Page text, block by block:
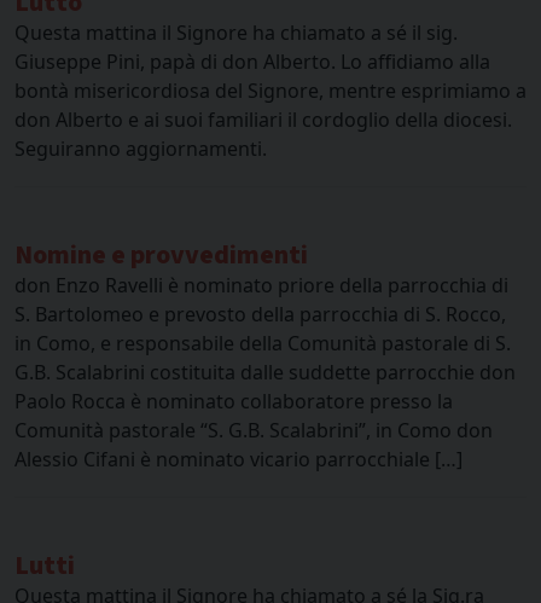
Questa mattina il Signore ha chiamato a sé il sig.
Giuseppe Pini, papà di don Alberto. Lo affidiamo alla
bontà misericordiosa del Signore, mentre esprimiamo a
don Alberto e ai suoi familiari il cordoglio della diocesi.
Seguiranno aggiornamenti.
Nomine e provvedimenti
don Enzo Ravelli è nominato priore della parrocchia di
S. Bartolomeo e prevosto della parrocchia di S. Rocco,
in Como, e responsabile della Comunità pastorale di S.
G.B. Scalabrini costituita dalle suddette parrocchie don
Paolo Rocca è nominato collaboratore presso la
Comunità pastorale “S. G.B. Scalabrini”, in Como don
Alessio Cifani è nominato vicario parrocchiale […]
Lutti
Questa mattina il Signore ha chiamato a sé la Sig.ra